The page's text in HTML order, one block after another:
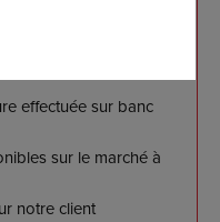
effectuée sur banc
sur le marché à
notre client